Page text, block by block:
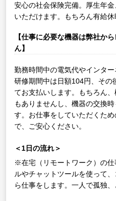
安心の社会保険完備。厚生年
いただけます。もちろん有給休
【仕事に必要な機器は弊社か
ん】
勤務時間中の電気代やインター
研修期間中は日額104円、その
てお支払いします。もちろん
もありませんし、機器の交換
す。お仕事をしていただくた
で、ご安心ください。
＜1日の流れ＞
※在宅（リモートワーク）の
ルやチャットツールを使って
ら仕事をします。一人で孤独